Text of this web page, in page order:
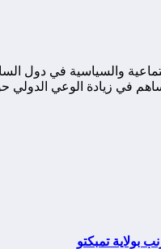
والسياسية في دول
زيادة الوعي الدولي
بولاية تمبكتو